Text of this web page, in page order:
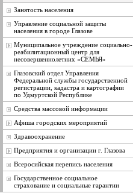
Занятость населения
Управление социальной защиты
населения в городе Глазове
Муниципальное учреждение социально-
реабилитационный центр для
несовершеннолетних «СЕМЬЯ»
Глазовский отдел Управления
Федеральной службы государственной
регистрации, кадастра и картографии
по Удмуртской Республике
Средства массовой информации
Афиша городских мероприятий
Здравоохранение
Предприятия и организации г. Глазова
Всеросийская перепись населения
Государственное социальное
страхование и социальные гарантии